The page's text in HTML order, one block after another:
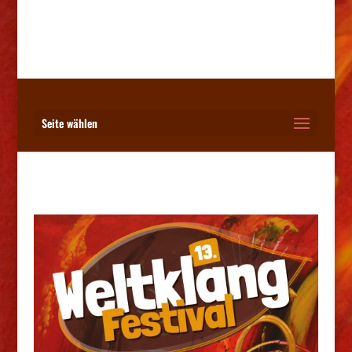
Seite wählen